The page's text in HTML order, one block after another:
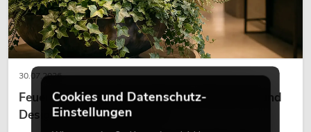
30.07.2026
Feuerhemmende Kunstpflanzen: Sicherheit und
Design perfekt kombiniert
Cookies und Datenschutz-
Einstellungen